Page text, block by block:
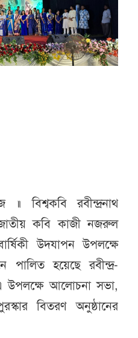
বিশ্বকবি রবীন্দ্রনাথ
কবি কাজী নজরুল
উদযাপন উপলক্ষে
পালিত হয়েছে রবীন্দ্র-
আলোচনা সভা,
বিতরণ অনুষ্ঠানের